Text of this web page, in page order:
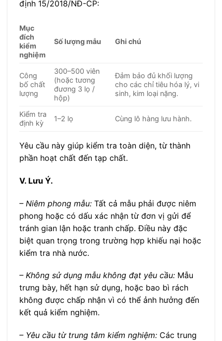
định 15/2018/NĐ-CP:
Mục
đích
kiểm
nghiệm
Số lượng mẫu Ghi chú
Công
bố chất
lượng
300–500 viên
(hoặc tương
đương 3 lọ /
hộp)
Đảm bảo đủ khối lượng
cho các chỉ tiêu hóa lý, vi
sinh, kim loại nặng.
Kiểm tra
định kỳ
1–2 lọ Cùng lô hàng lưu hành.
Yêu cầu này giúp kiểm tra toàn diện, từ thành
phần hoạt chất đến tạp chất.
V. Lưu Ý.
– Niêm phong mẫu: Tất cả mẫu phải được niêm
phong hoặc có dấu xác nhận từ đơn vị gửi để
tránh gian lận hoặc tranh chấp. Điều này đặc
biệt quan trọng trong trường hợp khiếu nại hoặc
kiểm tra nhà nước.
– Không sử dụng mẫu không đạt yêu cầu: Mẫu
trưng bày, hết hạn sử dụng, hoặc bao bì rách
không được chấp nhận vì có thể ảnh hưởng đến
kết quả kiểm nghiệm.
– Yêu cầu từ trung tâm kiểm nghiệm: Các trung